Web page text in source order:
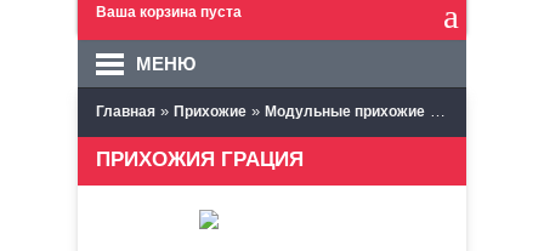
Ваша корзина пуста
МЕНЮ
Главная » Прихожие » Модульные прихожие Браво
ПРИХОЖИЯ ГРАЦИЯ